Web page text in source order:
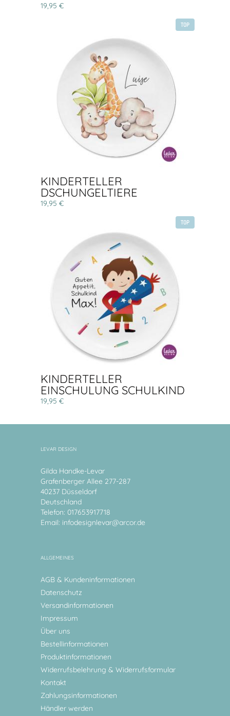
19,95 €
TOP
KINDERTELLER
DSCHUNGELTIERE
19,95 €
TOP
KINDERTELLER
EINSCHULUNG SCHULKIND
19,95 €
LEVAR DESIGN
Gilda Handke-Levar
Grafenberger Allee 277-287
40237 Düsseldorf
Deutschland
Telefon: 017653917718
Email: infodesignlevar@arcor.de
ALLGEMEINES
AGB & Kundeninformationen
Datenschutz
Versandinformationen
Impressum
Über uns
Bestellinformationen
Produktinformationen
Widerrufsbelehrung & Widerrufsformular
Kontakt
Zahlungsinformationen
Händler werden